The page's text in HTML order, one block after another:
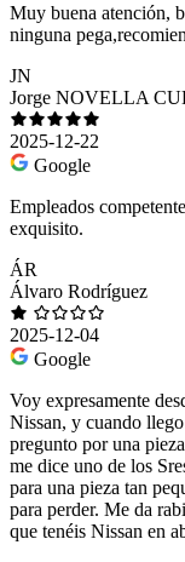
Muy buena atención,
ninguna
JN
Jorge NOVELLA
2025-12-22
Google
Empleados
exquisito.
ÁR
Álvaro Rodríguez
2025-12-04
Google
Voy expresamente
Nissan, y cuando
pregunto por una
me dice uno de los
para una pieza tan
para perder. Me da
que tenéis Nissan en